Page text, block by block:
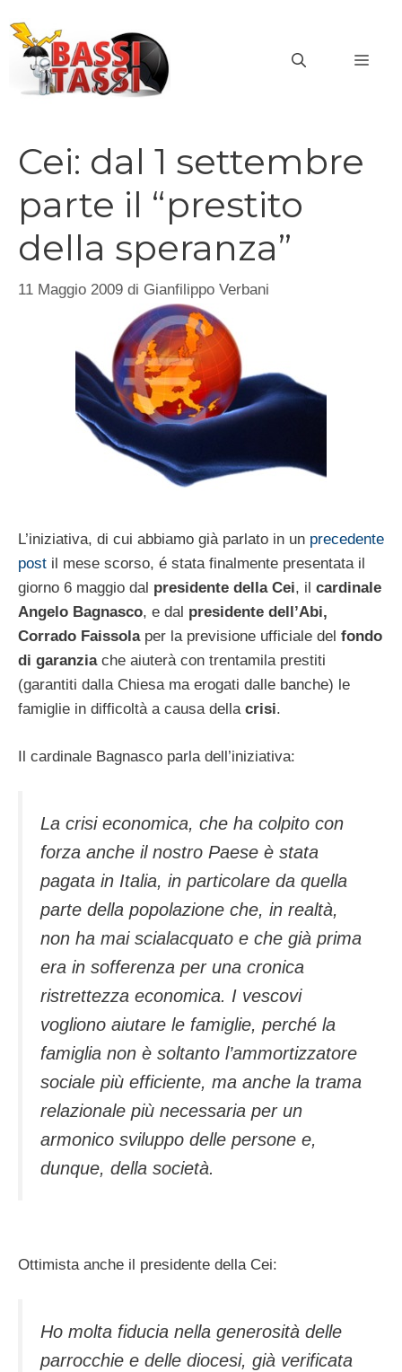
contenuto
Cei: dal 1 settembre
parte il “prestito
della speranza”
11 Maggio 2009 di Gianfilippo Verbani
L’iniziativa, di cui abbiamo già parlato in un precedente
post il mese scorso, é stata finalmente presentata il
giorno 6 maggio dal presidente della Cei, il cardinale
Angelo Bagnasco, e dal presidente dell’Abi,
Corrado Faissolaper la previsione ufficiale del fondo
di garanziache aiuterà con trentamila prestiti
(garantiti dalla Chiesa ma erogati dalle banche) le
famiglie in difficoltà a causa della crisi.
Il cardinale Bagnasco parla dell’iniziativa:
La crisi economica, che ha colpito con
forza anche il nostro Paese è stata
pagata in Italia, in particolare da quella
parte della popolazione che, in realtà,
non ha mai scialacquato e che già prima
era in sofferenza per una cronica
ristrettezza economica. I vescovi
vogliono aiutare le famiglie, perché la
famiglia non è soltanto l’ammortizzatore
sociale più efficiente, ma anche la trama
relazionale più necessaria per un
armonico sviluppo delle persone e,
dunque, della società.
Ottimista anche il presidente della Cei:
Ho molta fiducia nella generosità delle
parrocchie e delle diocesi, già verificata